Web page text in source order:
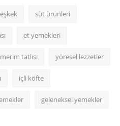
süt ürünleri
et yemekleri
tatlısı yöresel lezzetler
içli köfte
geleneksel yemekler